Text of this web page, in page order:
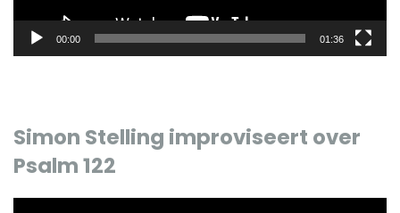
00:00 01:36
Simon Stelling improviseert over
Psalm 122